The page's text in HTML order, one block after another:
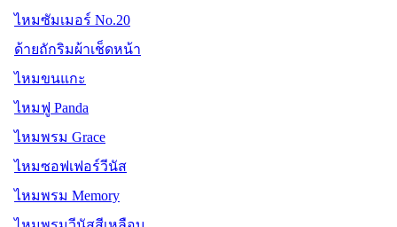
ไหมซัมเมอร์ No.20
ด้ายถักริมผ้าเช็ดหน้า
ไหมขนแกะ
ไหมฟู Panda
ไหมพรม Grace
ไหมซอฟเฟอร์วีนัส
ไหมพรม Memory